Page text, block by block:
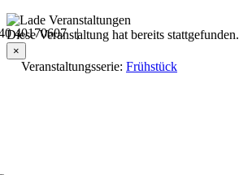
Skip
to
content
40170607 |
Veranstaltungsdetails
Diese Veranstaltung hat bereits stattgefunden.
×
Veranstaltungsserie: Frühstück